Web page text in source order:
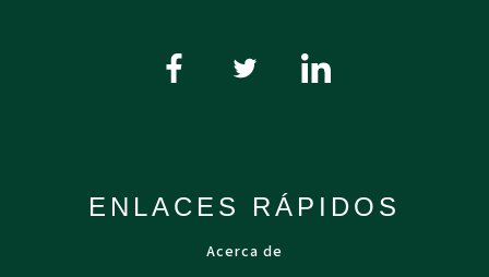
ENLACES RÁPIDOS
Acerca de